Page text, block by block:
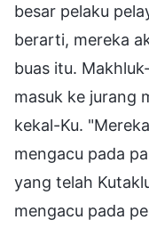
besar pelaku
berarti, mereka
buas itu.
masuk ke jurang
kekal-Ku.
mengacu pada
yang telah
mengacu pada